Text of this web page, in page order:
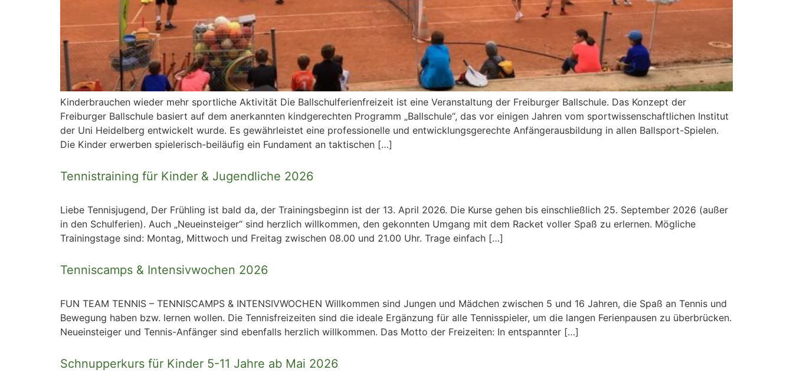
Kinderbrauchen wieder mehr sportliche Aktivität Die Ballschulferienfreizeit ist eine Veranstaltung der Freiburger Ballschule. Das Konzept der
Freiburger Ballschule basiert auf dem anerkannten kindgerechten Programm „Ballschule“, das vor einigen Jahren vom sportwissenschaftlichen Institut
der Uni Heidelberg entwickelt wurde. Es gewährleistet eine professionelle und entwicklungsgerechte Anfängerausbildung in allen Ballsport-Spielen.
Die Kinder erwerben spielerisch-beiläufig ein Fundament an taktischen […]
Tennistraining für Kinder & Jugendliche 2026
Liebe Tennisjugend, Der Frühling ist bald da, der Trainingsbeginn ist der 13. April 2026. Die Kurse gehen bis einschließlich 25. September 2026 (außer
in den Schulferien). Auch „Neueinsteiger“ sind herzlich willkommen, den gekonnten Umgang mit dem Racket voller Spaß zu erlernen. Mögliche
Trainingstage sind: Montag, Mittwoch und Freitag zwischen 08.00 und 21.00 Uhr. Trage einfach […]
Tenniscamps & Intensivwochen 2026
FUN TEAM TENNIS – TENNISCAMPS & INTENSIVWOCHEN Willkommen sind Jungen und Mädchen zwischen 5 und 16 Jahren, die Spaß an Tennis und
Bewegung haben bzw. lernen wollen. Die Tennisfreizeiten sind die ideale Ergänzung für alle Tennisspieler, um die langen Ferienpausen zu überbrücken.
Neueinsteiger und Tennis-Anfänger sind ebenfalls herzlich willkommen. Das Motto der Freizeiten: In entspannter […]
Schnupperkurs für Kinder 5-11 Jahre ab Mai 2026